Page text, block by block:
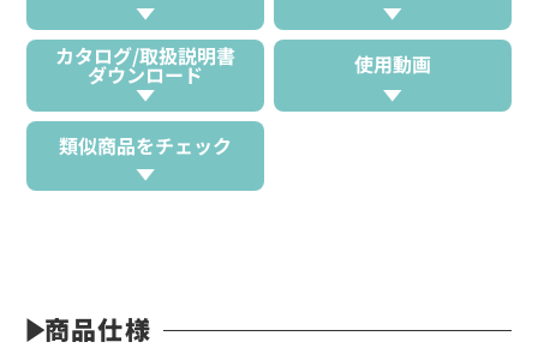
カタログ/取扱説明書
ダウンロード 使用動画
類似商品をチェック
商品仕様